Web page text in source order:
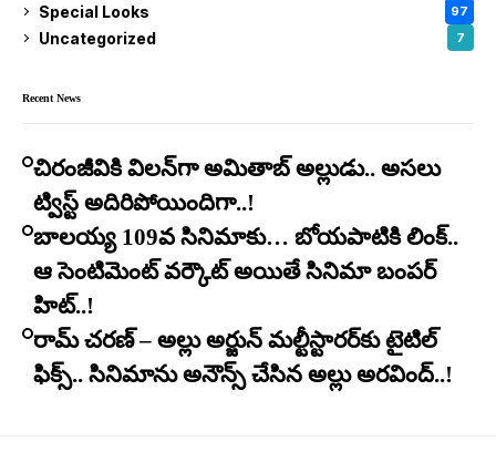
Special Looks 97
Uncategorized 7
Recent News
చిరంజీవికి విలన్‌గా అమితాబ్ అల్లుడు.. అసలు
ట్విస్ట్ అదిరిపోయిందిగా..!
బాలయ్య 109వ సినిమాకు… బోయపాటికి లింక్..
ఆ సెంటిమెంట్ వర్కౌట్ అయితే సినిమా బంపర్
హిట్..!
రామ్ చరణ్ – అల్లు అర్జున్ మల్టీస్టారర్​కు టైటిల్
ఫిక్స్.. సినిమాను అనౌన్స్ చేసిన అల్లు అరవింద్..!